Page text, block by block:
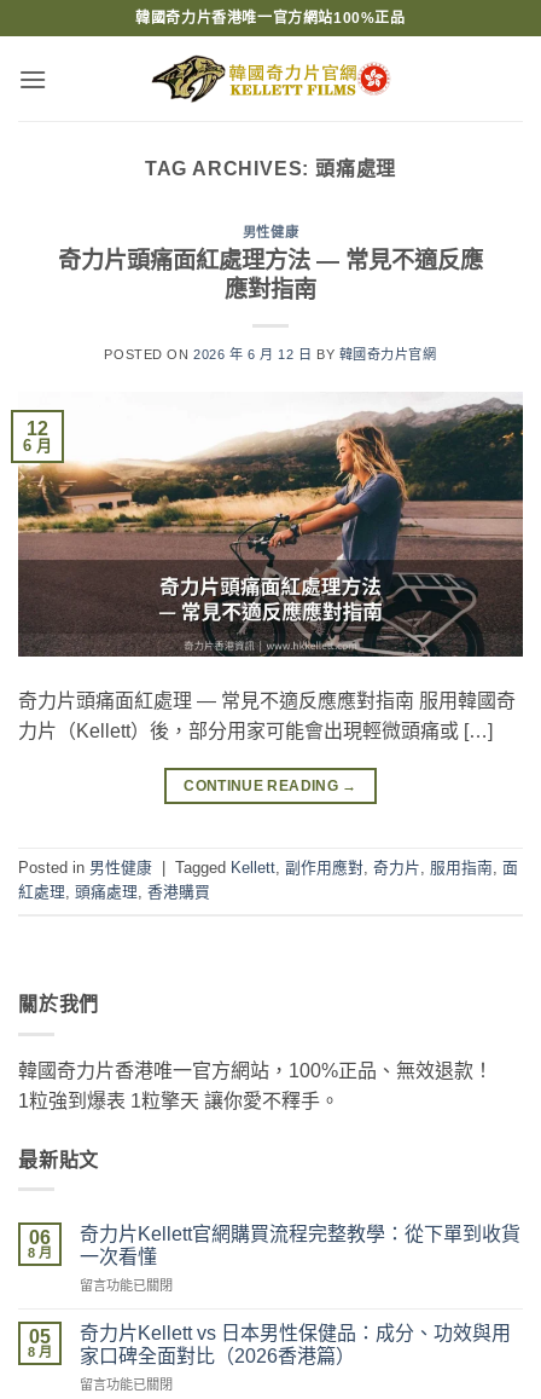
content
韓國奇力片香港唯一官方網站100%正品
TAG ARCHIVES: 頭痛處理
男性健康
奇力片頭痛面紅處理方法 — 常見不適反應
應對指南
POSTED ON2026 年 6 月 12 日 BY 韓國奇力片官網
12
6 月
奇力片頭痛面紅處理 — 常見不適反應應對指南 服用韓國奇
力片（Kellett）後，部分用家可能會出現輕微頭痛或 […]
CONTINUE READING →
Posted in 男性健康 Tagged Kellett, 副作用應對, 奇力片, 服用指南, 面
紅處理, 頭痛處理, 香港購買
關於我們
韓國奇力片香港唯一官方網站，100%正品、無效退款！
1粒強到爆表 1粒擎天 讓你愛不釋手。
最新貼文
06
8 月
奇力片Kellett官網購買流程完整教學：從下單到收貨
一次看懂
在
力
片
Kellett
官
留言功能已關閉
05
8 月
奇力片Kellett vs 日本男性保健品：成分、功效與用
家口碑全面對比（2026香港篇）
在
留言功能已關閉